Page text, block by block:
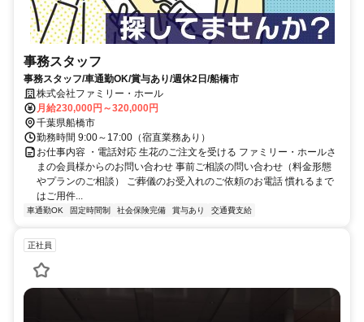
事務スタッフ
事務スタッフ/車通勤OK/賞与あり/週休2日/船橋市
株式会社ファミリー・ホール
月給230,000円～320,000円
千葉県船橋市
勤務時間 9:00～17:00（宿直業務あり）
お仕事内容 ・電話対応 生花のご注文を受ける ファミリー・ホールさ
まの会員様からのお問い合わせ 事前ご相談の問い合わせ（料金形態
やプランのご相談） ご葬儀のお受入れのご依頼のお電話 慣れるまで
はご用件...
車通勤OK 固定時間制 社会保険完備 賞与あり 交通費支給
正社員